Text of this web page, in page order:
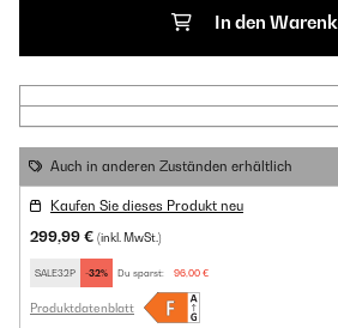
In den
Auch in anderen Zuständen erhältlich
Kaufen Sie dieses Produkt neu
299,99 € (inkl. MwSt.)
SALE32P -32% Du sparst: 96,00 €
Produktdatenblatt